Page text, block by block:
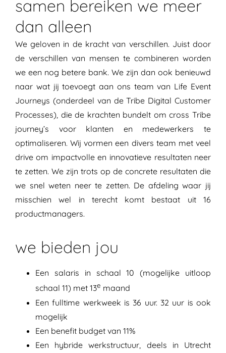
samen bereiken we meer
dan alleen
We geloven in de kracht van verschillen. Juist door
de verschillen van mensen te combineren worden
we een nog betere bank. We zijn dan ook benieuwd
naar wat jij toevoegt aan ons team van Life Event
Journeys (onderdeel van de Tribe Digital Customer
Processes), die de krachten bundelt om cross Tribe
journey’s voor klanten en medewerkers te
optimaliseren. Wij vormen een divers team met veel
drive om impactvolle en innovatieve resultaten neer
te zetten. We zijn trots op de concrete resultaten die
we snel weten neer te zetten. De afdeling waar jij
misschien wel in terecht komt bestaat uit 16
productmanagers.
we bieden jou
Een salaris in schaal 10 (mogelijke uitloop
schaal 11) met 13e maand
Een fulltime werkweek is 36 uur. 32 uur is ook
mogelijk
Een benefit budget van 11%
Een hybride werkstructuur, deels in Utrecht